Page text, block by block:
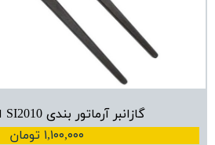
گازانبر آرماتور بندی SI2010 ایران پتک
۱,۱۰۰,۰۰۰ تومان